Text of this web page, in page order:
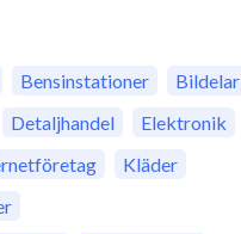
Bensinstationer
Bildelar
Detaljhandel
Elektronik
Kläder